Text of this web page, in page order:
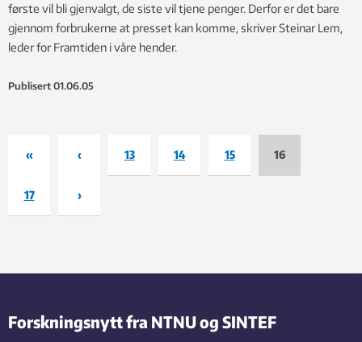
første vil bli gjenvalgt, de siste vil tjene penger. Derfor er det bare
gjennom forbrukerne at presset kan komme, skriver Steinar Lem,
leder for Framtiden i våre hender.
Publisert 01.06.05
« ‹ 13 14 15 16
17 ›
Forskningsnytt fra NTNU og SINTEF